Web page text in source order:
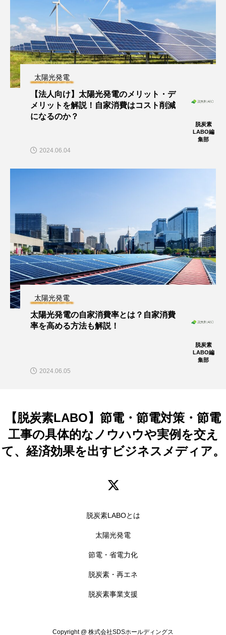
太陽光発電
【法人向け】太陽光発電のメリット・デ
メリットを解説！自家消費はコスト削減
になるのか？
脱炭素
LABO編
集部
2024.06.04
太陽光発電
太陽光発電の自家消費率とは？自家消費
率を高める方法も解説！
脱炭素
LABO編
集部
2024.06.05
【脱炭素LABO】節電・節電対策・節電
工事の具体的なノウハウや実例を交え
て、経済効果を出すビジネスメディア。
脱炭素LABOとは
太陽光発電
節電・省電力化
脱炭素・再エネ
脱炭素事業支援
Copyright @ 株式会社SDSホールディングス